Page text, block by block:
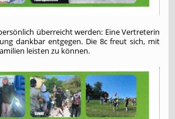
überreicht werden: Eine Vertreterin
dankbar entgegen. Die 8c freut sich, mit
leisten zu können.